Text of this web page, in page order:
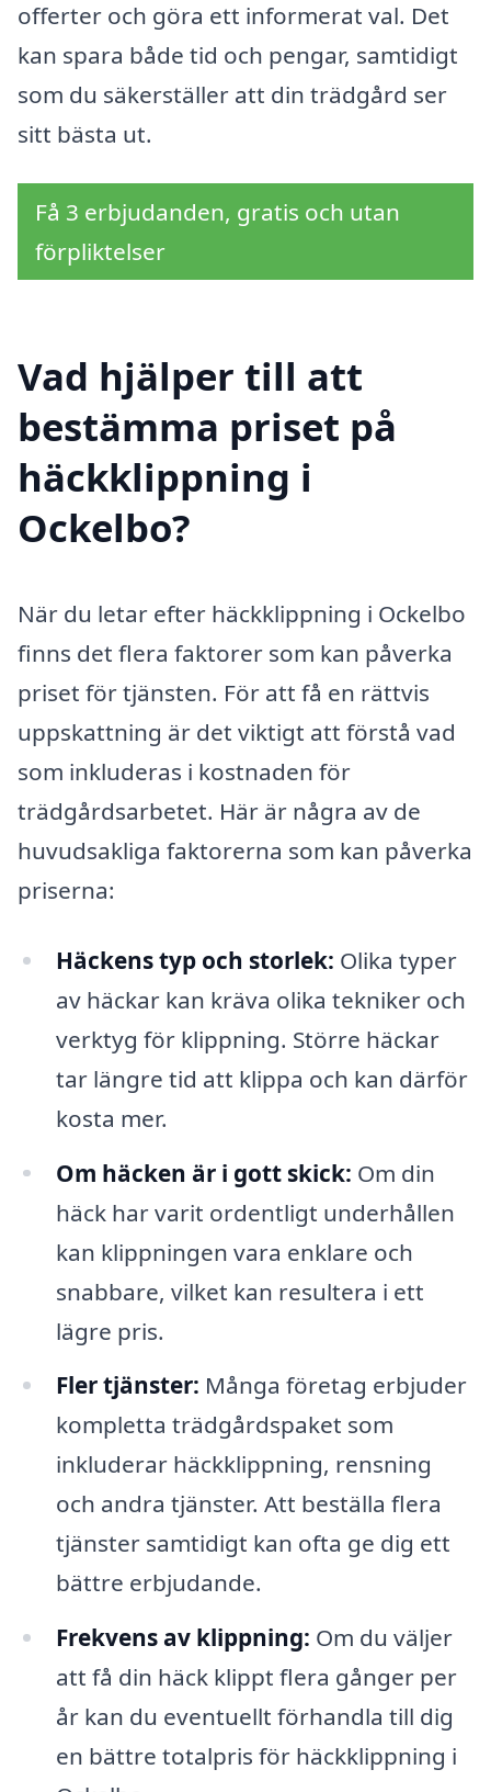
offerter och göra ett informerat val. Det
kan spara både tid och pengar, samtidigt
som du säkerställer att din trädgård ser
sitt bästa ut.
Få 3 erbjudanden, gratis och utan
förpliktelser
Vad hjälper till att
bestämma priset på
häckklippning i
Ockelbo?
När du letar efter häckklippning i Ockelbo
finns det flera faktorer som kan påverka
priset för tjänsten. För att få en rättvis
uppskattning är det viktigt att förstå vad
som inkluderas i kostnaden för
trädgårdsarbetet. Här är några av de
huvudsakliga faktorerna som kan påverka
priserna:
Häckens typ och storlek: Olika typer
av häckar kan kräva olika tekniker och
verktyg för klippning. Större häckar
tar längre tid att klippa och kan därför
kosta mer.
Om häcken är i gott skick: Om din
häck har varit ordentligt underhållen
kan klippningen vara enklare och
snabbare, vilket kan resultera i ett
lägre pris.
Fler tjänster: Många företag erbjuder
kompletta trädgårdspaket som
inkluderar häckklippning, rensning
och andra tjänster. Att beställa flera
tjänster samtidigt kan ofta ge dig ett
bättre erbjudande.
Frekvens av klippning: Om du väljer
att få din häck klippt flera gånger per
år kan du eventuellt förhandla till dig
en bättre totalpris för häckklippning i